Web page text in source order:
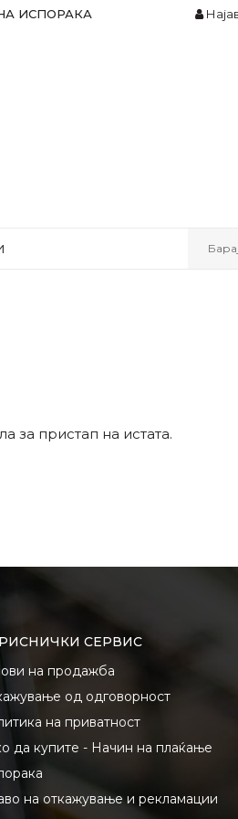
ИСПОРАКА
Барај
за пристап на истата.
СЕРВИС
на продажба
од одговорност
на приватност
да купите - Начин на плаќање
на откажување и рекламации